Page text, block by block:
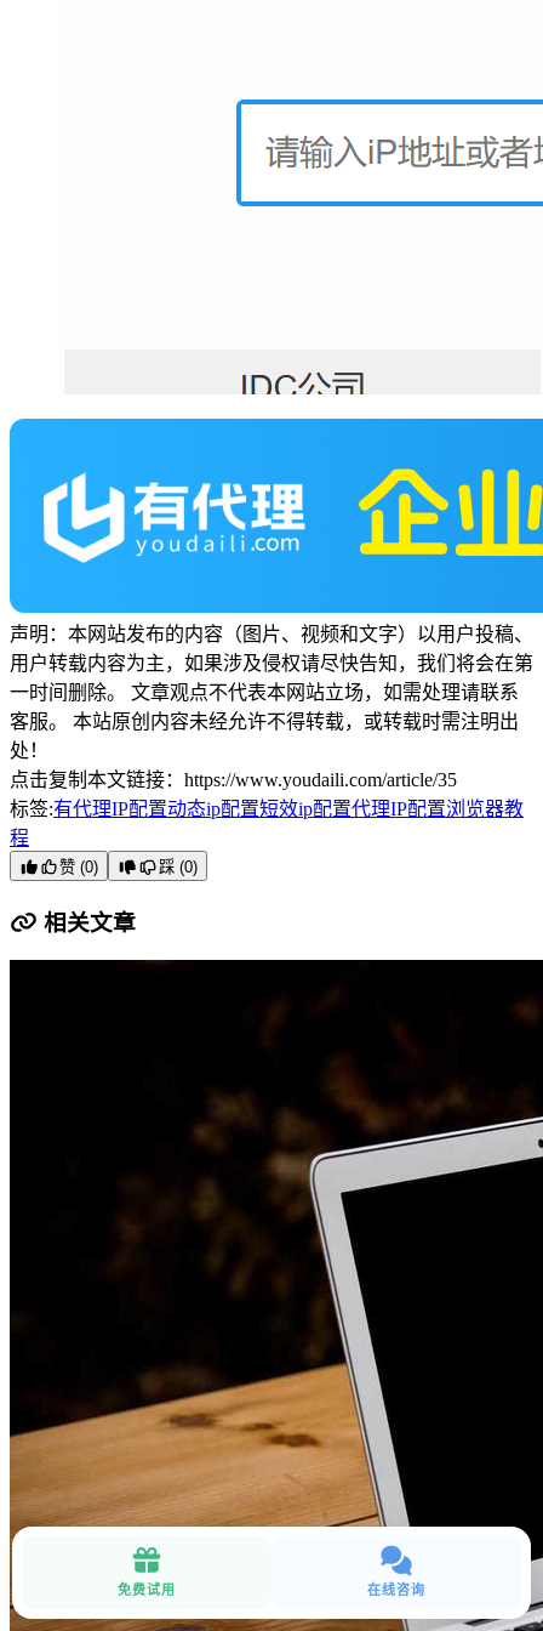
声明：本网站发布的内容（图片、视频和文字）以用户投稿、
用户转载内容为主，如果涉及侵权请尽快告知，我们将会在第
一时间删除。 文章观点不代表本网站立场，如需处理请联系
客服。 本站原创内容未经允许不得转载，或转载时需注明出
处！
点击复制本文链接：https://www.youdaili.com/article/35
标签:有代理IP配置动态ip配置短效ip配置代理IP配置浏览器教
程
赞 (0) 踩 (0)
相关文章
免费试用 在线咨询